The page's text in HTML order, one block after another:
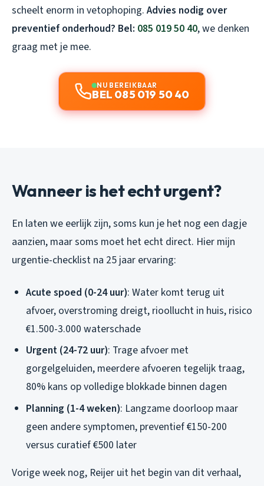
scheelt enorm in vetophoping. Advies nodig over
preventief onderhoud? Bel: 085 019 50 40, we denken
graag met je mee.
NU BEREIKBAAR
BEL 085 019 50 40
Wanneer is het echt urgent?
En laten we eerlijk zijn, soms kun je het nog een dagje
aanzien, maar soms moet het echt direct. Hier mijn
urgentie-checklist na 25 jaar ervaring:
Acute spoed (0-24 uur): Water komt terug uit
afvoer, overstroming dreigt, rioollucht in huis, risico
€1.500-3.000 waterschade
Urgent (24-72 uur): Trage afvoer met
gorgelgeluiden, meerdere afvoeren tegelijk traag,
80% kans op volledige blokkade binnen dagen
Planning (1-4 weken): Langzame doorloop maar
geen andere symptomen, preventief €150-200
versus curatief €500 later
Vorige week nog, Reijer uit het begin van dit verhaal,